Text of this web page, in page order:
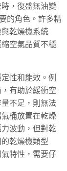
，復盛無油變
的角色。許多精
乾燥機系統
空氣品質不穩
性和能效。例
有助於緩衝空
不足，則無法
桶放置在乾燥
波動，但對乾
乾燥機類型
特性，需要仔